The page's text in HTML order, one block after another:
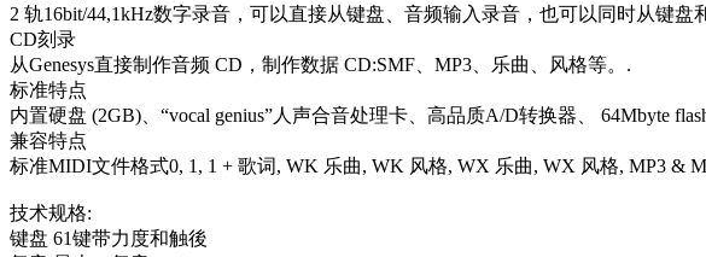
2 轨16bit/44,1kHz数字录音，可以直接从键盘、音频输入录音，也可以同时从键盘
CD刻录
从Genesys直接制作音频 CD，制作数据 CD:SMF、MP3、乐曲、风格等。.
标准特点
内置硬盘 (2GB)、“vocal genius”人声合音处理卡、高品质A/D转换器、 64Mbyte
兼容特点
标准MIDI文件格式0, 1, 1 + 歌词, WK 乐曲, WK 风格, WX 乐曲, WX 风格, MP3 &
技术规格:
键盘 61键带力度和触後